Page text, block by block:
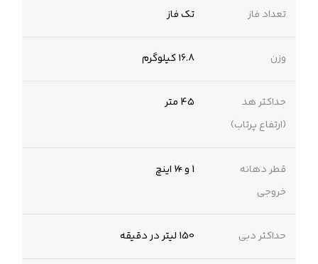
تعداد فاز تک فاز
وزن 16.8 کیلوگرم
حداکثر هد
(ارتفاع پرتاب)
45 متر
قطر دهانه
خروجی
1 و ¼ اینچ
حداکثر دبی 150 لیتر در دقیقه